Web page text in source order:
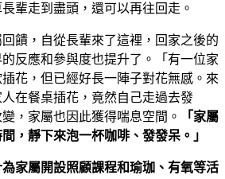
輩走到盡頭，還可以再往回走。
饋，自從長輩來了這裡，回家之後的
反應和參與度也提升了。「有一位家
花，但已經好長一陣子對花無感。來
人在餐桌插花，竟然自己走過去發
，家屬也因此獲得喘息空間。
「家屬
，靜下來泡一杯咖啡、發發呆。」
家屬開設照顧課程和瑜珈、有氧等活